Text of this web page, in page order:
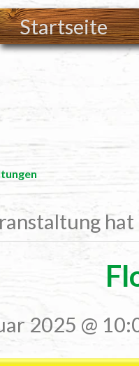
Startseite
2025 @